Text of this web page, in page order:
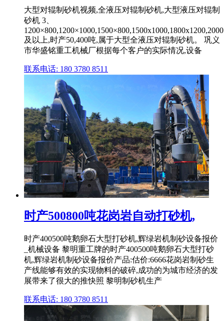
大型对辊制砂机视频,全液压对辊制砂机,大型液压对辊制
砂机 3、
及以上,时产50,400吨,属于大型全液压对辊制砂机。 巩义
市华盛铭重工机械厂根据每个客户的实际情况,设备
联系电话: 180 3780 8511
时产500800吨花岗岩自动打砂机,
时产400500吨鹅卵石大型打砂机,辉绿岩机制砂设备报价
_机械设备 黎明重工牌的时产400500吨鹅卵石大型打砂
机,辉绿岩机制砂设备报价产品:估价:6666花岗岩制砂生
产线能够有效的实现物料的破碎,成功的为城市经济的发
展带来了很大的推快照 黎明制砂机生产
联系电话: 180 3780 8511